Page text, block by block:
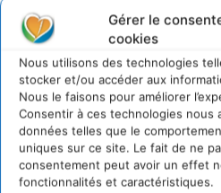
Gérer le
cookies
Nous utilisons des technologies
stocker et/ou accéder aux
Nous le faisons pour améliorer
Consentir à ces technologies nous
données telles que le
uniques sur ce site. Le fait de ne
consentement peut avoir un effet
fonctionnalités et caractéristiques.
L’éco-anxiété informe et
28 juillet 2026
7 indicateurs pour des villes
adaptées au changement
27 juillet 2026